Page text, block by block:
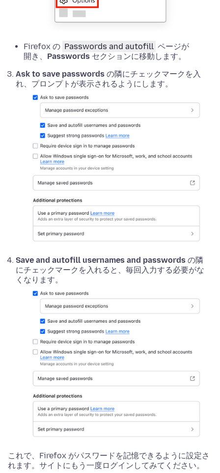
Firefox の Passwords and autofill ページが
開き、 Passwords セクションに移動します。
Ask to save passwords の隣にチェックマークを入
れ、プロンプトが表示されるようにします。
Save and autofill usernames and passwords の隣
にチェックマークを入れると、毎回入力する必要がな
くなります。
これで、Firefox がパスワードを記憶できるように設定さ
れます。サイトにもう一度ログインしてみてください。